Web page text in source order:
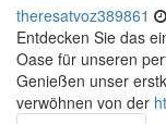
theresatvoz389861
Entdecken Sie das
Oase für unseren
Genießen unser
verwöhnen von der